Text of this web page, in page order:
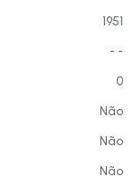
1951
- -
0
Não
Não
Não